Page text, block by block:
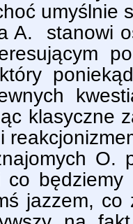
umyślnie
stanowi
klasyczne
O.
będziemy
jazzem, co